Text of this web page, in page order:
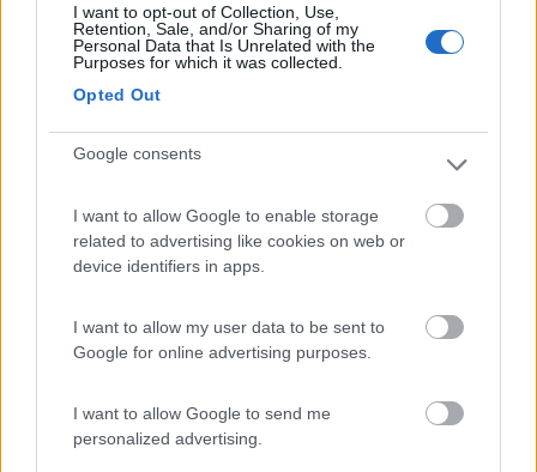
I want to opt-out of Collection, Use,
Retention, Sale, and/or Sharing of my
Personal Data that Is Unrelated with the
Purposes for which it was collected.
Opted Out
Google consents
I want to allow Google to enable storage
related to advertising like cookies on web or
device identifiers in apps.
I want to allow my user data to be sent to
Google for online advertising purposes.
I want to allow Google to send me
personalized advertising.
Area di sosta per 3 camper, su sterrato, vicino a pineta,...
Brusson (AO) - 16.8km
Sr33 - Col de Joux
Area di sosta (AA)